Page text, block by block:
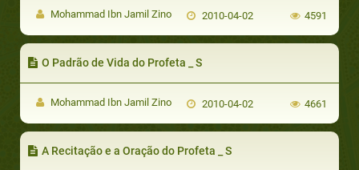
Mohammad Ibn Jamil Zino 2010-04-02 4591
O Padrão de Vida do Profeta _ S
Mohammad Ibn Jamil Zino 2010-04-02 4661
A Recitação e a Oração do Profeta _ S